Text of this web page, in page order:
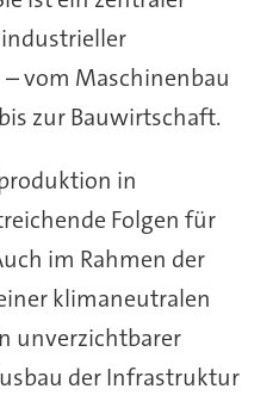
vom Maschinenbau
zur Bauwirtschaft.
in
Folgen für
im Rahmen der
klimaneutralen
unverzichtbarer
der Infrastruktur